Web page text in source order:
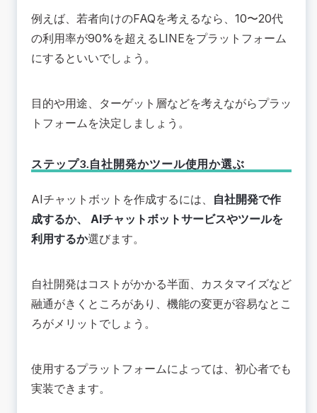
例えば、若者向けのFAQを考えるなら、10〜20代
の利用率が90%を超えるLINEをプラットフォーム
にするといいでしょう。
目的や用途、ターゲット層などを考えながらプラッ
トフォームを決定しましょう。
ステップ3.自社開発かツール使用か選ぶ
AIチャットボットを作成するには、 自社開発で作
成するか、 AIチャットボットサービスやツールを
利用するか選びます。
自社開発はコストがかかる半面、カスタマイズなど
融通がきくところがあり、機能の変更が容易なとこ
ろがメリットでしょう。
使用するプラットフォームによっては、初心者でも
実装できます。